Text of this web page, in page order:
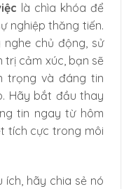
là chìa khóa để
nghiệp thăng tiến.
chủ động, sử
trị cảm xúc, bạn sẽ
trọng và đáng tin
Hãy bắt đầu thay
tin ngay từ hôm
tích cực trong môi
ích, hãy chia sẻ nó